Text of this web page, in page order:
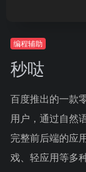
编程辅助
秒哒
百度推出的一款
用户，通过自然
完整前后端的应
戏、轻应用等多